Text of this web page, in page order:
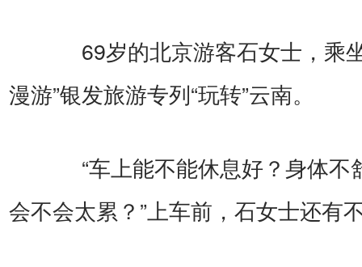
69岁的北京游客石女士，乘坐
漫游”银发旅游专列“玩转”云南。
“车上能不能休息好？身体不
会不会太累？”上车前，石女士还有